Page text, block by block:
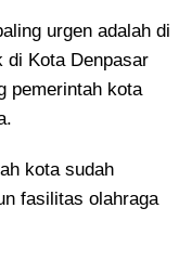
urgen adalah di
di Kota Denpasar
pemerintah kota
kota sudah
fasilitas olahraga